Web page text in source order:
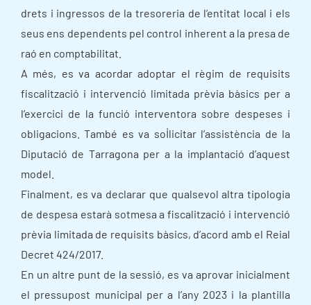
drets i ingressos de la tresoreria de l’entitat local i els
seus ens dependents pel control inherent a la presa de
raó en comptabilitat.
A més, es va acordar adoptar el règim de requisits
fiscalització i intervenció limitada prèvia bàsics per a
l’exercici de la funció interventora sobre despeses i
obligacions. També es va sol·licitar l’assistència de la
Diputació de Tarragona per a la implantació d’aquest
model.
Finalment, es va declarar que qualsevol altra tipologia
de despesa estarà sotmesa a fiscalització i intervenció
prèvia limitada de requisits bàsics, d’acord amb el Reial
Decret 424/2017.
En un altre punt de la sessió, es va aprovar inicialment
el pressupost municipal per a l’any 2023 i la plantilla